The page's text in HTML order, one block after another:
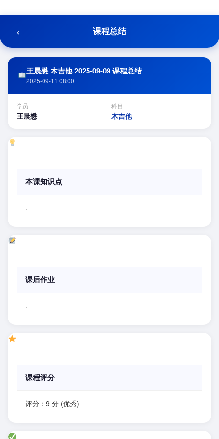
至
容
‹ 课程总结
王晨懋 木吉他 2025-09-09 课程总结
2025-09-11 08:00
学员
王晨懋
科目
木吉他
本课知识点
.
课后作业
.
课程评分
评分：9 分 (优秀)